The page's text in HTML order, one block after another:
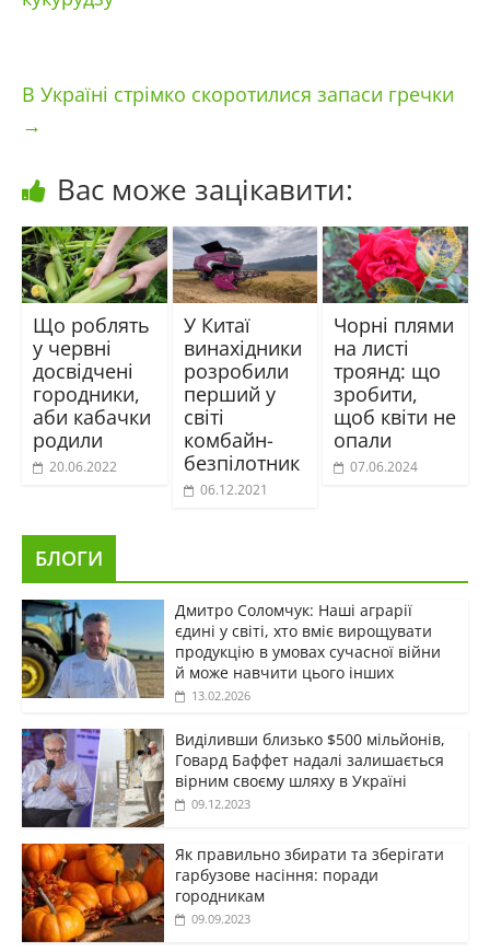
В Україні стрімко скоротилися запаси гречки
→
Вас може зацікавити:
Що роблять
у червні
досвідчені
городники,
аби кабачки
родили
20.06.2022
У Китаї
винахідники
розробили
перший у
світі
комбайн-
безпілотник
06.12.2021
Чорні плями
на листі
троянд: що
зробити,
щоб квіти не
опали
07.06.2024
БЛОГИ
Дмитро Соломчук: Наші аграрії
єдині у світі, хто вміє вирощувати
продукцію в умовах сучасної війни
й може навчити цього інших
13.02.2026
Виділивши близько $500 мільйонів,
Говард Баффет надалі залишається
вірним своєму шляху в Україні
09.12.2023
Як правильно збирати та зберігати
гарбузове насіння: поради
городникам
09.09.2023